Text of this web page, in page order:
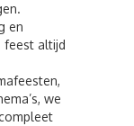
en
feest altijd
we